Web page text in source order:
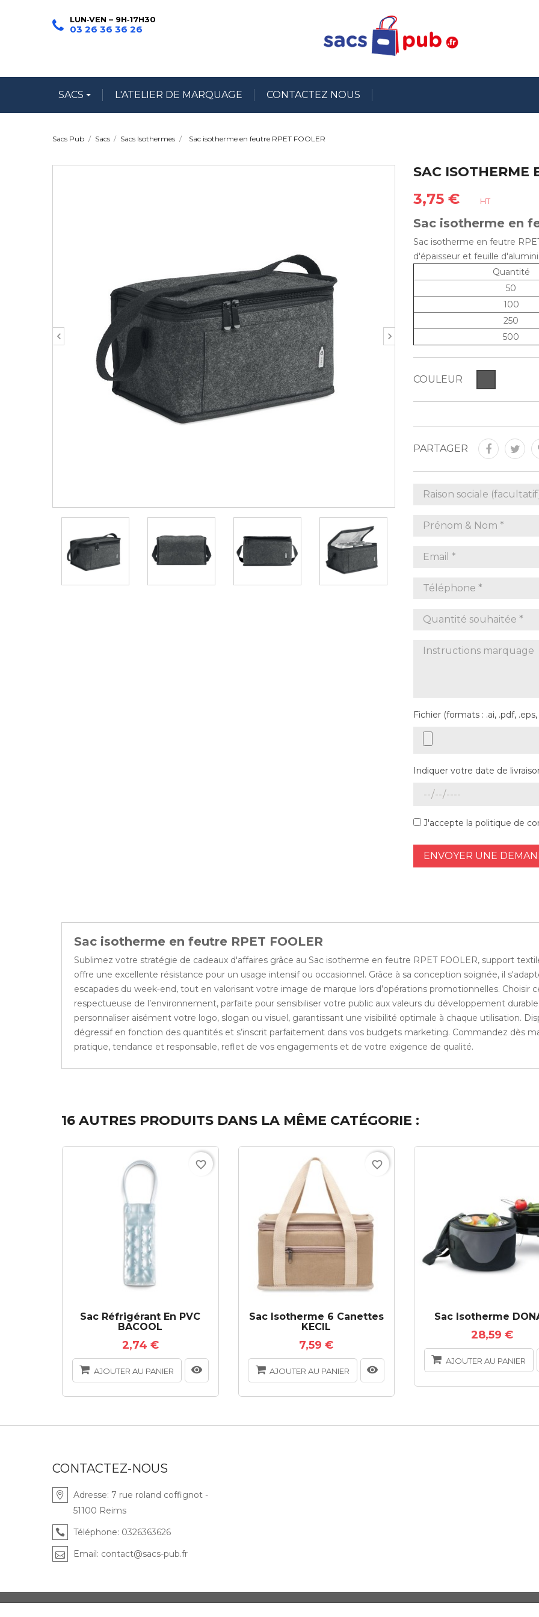
LUN‑VEN – 9H‑17H30
03 26 36 36 26
SACS L'ATELIER DE MARQUAGE CONTACTEZ NOUS
Sacs Pub Sacs Sacs Isothermes Sac isotherme en feutre RPET FOOLER
SAC ISOTHERME
3,75 € HT
Sac isotherme en
Sac isotherme en feutre
d'épaisseur et feuille
Quantité
50
100
250
500
COULEUR
PARTAGER
Fichier (formats : .ai, .pdf,
Indiquer votre date de
J'accepte la politique de
ENVOYER UNE
Sac isotherme en feutre RPET FOOLER
Sublimez votre stratégie de cadeaux d'affaires grâce au Sac isotherme en feutre RPET FOOLER, support
offre une excellente résistance pour un usage intensif ou occasionnel. Grâce à sa conception soignée, il
escapades du week‑end, tout en valorisant votre image de marque lors d’opérations promotionnelles. Choisir
respectueuse de l’environnement, parfaite pour sensibiliser votre public aux valeurs du développement
personnaliser aisément votre logo, slogan ou visuel, garantissant une visibilité optimale à chaque utilisation.
dégressif en fonction des quantités et s’inscrit parfaitement dans vos budgets marketing. Commandez dès
pratique, tendance et responsable, reflet de vos engagements et de votre exigence de qualité.
16 AUTRES PRODUITS DANS LA MÊME CATÉGORIE :
Sac Réfrigérant En PVC
BACOOL
2,74 €
AJOUTER AU PANIER
favorite_border
Sac Isotherme 6 Canettes
KECIL
7,59 €
AJOUTER AU PANIER
favorite_border
Sac Isotherme
28,59 €
AJOUTER AU PANIER
CONTACTEZ-NOUS
Adresse: 7 rue roland coffignot -
51100 Reims
Téléphone: 0326363626
Email: contact@sacs-pub.fr